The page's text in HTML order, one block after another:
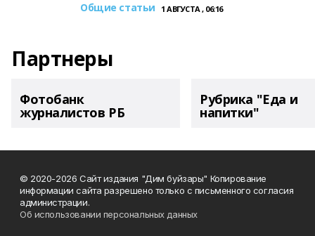
Общие статьи 1 АВГУСТА , 06:16
Партнеры
Фотобанк
журналистов РБ
Рубрика "Еда и
напитки"
© 2020-2026 Сайт издания "Дим буйзары" Копирование
информации сайта разрешено только с письменного согласия
администрации.
Об использовании персональных данных